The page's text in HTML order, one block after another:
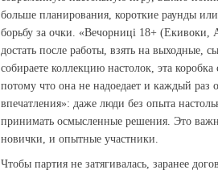
больше планирования, короткие раунды
борьбу за очки. «Вечорниці 18+
достать после работы, взять на выходные,
собираете коллекцию настолок, эта
потому что она не надоедает и каждый
впечатления»: даже люди без опыта
принимать осмысленные решения. Это
новички, и опытные участники.
Чтобы партия не затягивалась, заранее